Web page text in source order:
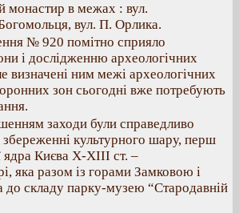
монастир в межах : вул.
вул. П. Орлика.
№ 920 помітно сприяло
і дослідженню археологічних
визначені ним межі археологічних
зон сьогодні вже потребують
заходи були справедливо
збереженні культурного шару, перш
ядра Києва X-XIII ст. –
яка разом із горами Замковою і
складу парку-музею “Стародавній